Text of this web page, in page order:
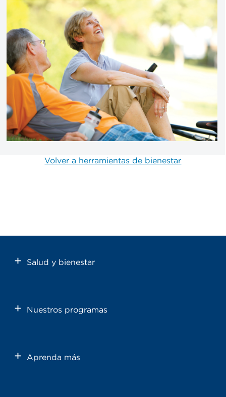
Volver a herramientas de bienestar
Salud y bienestar
Nuestros programas
Aprenda más